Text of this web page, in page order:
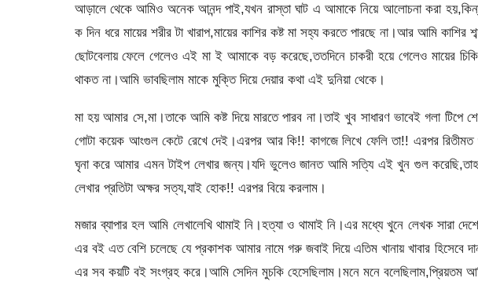
আড়ালে থেকে আমিও অনেক আনন্দ পাই,যখন রাস্তা ঘাট এ আমাকে নিয়ে আলোচনা করা
ক দিন ধরে মায়ের শরীর টা খারাপ,মায়ের কাশির কষ্ট মা সহ্য করতে পারছে না।আর আমি কাশির
ছোটবেলায় ফেলে গেলেও এই মা ই আমাকে বড় করেছে,ততদিনে চাকরী হয়ে গেলেও মায়ের
থাকত না।আমি ভাবছিলাম মাকে মুক্তি দিয়ে দেয়ার কথা এই দুনিয়া থেকে।
মা হয় আমার সে,মা।তাকে আমি কষ্ট দিয়ে মারতে পারব না।তাই খুব সাধারণ ভাবেই গলা টিপে
গোটা কয়েক আংগুল কেটে রেখে দেই।এরপর আর কি!! কাগজে লিখে ফেলি তা!! এরপর
ঘৃনা করে আমার এমন টাইপ লেখার জন্য।যদি ভুলেও জানত আমি সত্যি এই খুন গুল
লেখার প্রতিটা অক্ষর সত্য,যাই হোক!! এরপর বিয়ে করলাম।
মজার ব্যাপার হল আমি লেখালেখি থামাই নি।হত্যা ও থামাই নি।এর মধ্যে খুনে লেখক সারা
এর বই এত বেশি চলেছে যে প্রকাশক আমার নামে গরু জবাই দিয়ে এতিম খানায় খাবার হিসেবে
এর সব কয়টি বই সংগ্রহ করে।আমি সেদিন মুচকি হেসেছিলাম।মনে মনে বলেছিলাম,প্রিয়তম